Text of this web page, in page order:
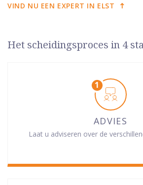
VIND NU EEN EXPERT IN ELST
Het scheidingsproces in 4
ADVIES
Laat u adviseren over de